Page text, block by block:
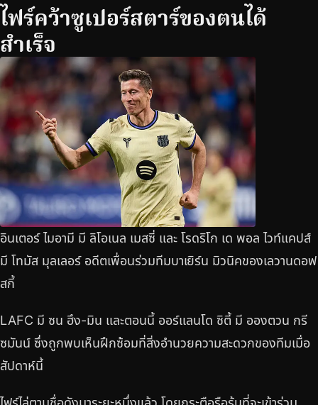
ไฟร์คว้าซูเปอร์สตาร์ของตนได้
สำเร็จ
อินเตอร์ ไมอามี มี ลิโอเนล เมสซี่ และ โรดริโก เด พอล ไวท์แคปส์
มี โทมัส มุลเลอร์ อดีตเพื่อนร่วมทีมบาเยิร์น มิวนิคของเลวานดอฟ
สกี้
LAFC มี ซน ฮึง-มิน และตอนนี้ ออร์แลนโด ซิตี้ มี อองตวน กรี
ซมันน์ ซึ่งถูกพบเห็นฝึกซ้อมที่สิ่งอำนวยความสะดวกของทีมเมื่อ
สัปดาห์นี้